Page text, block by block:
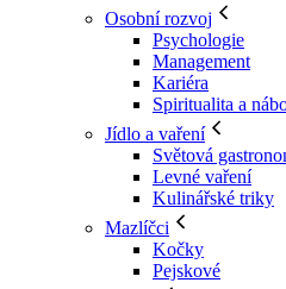
Osobní rozvoj
Psychologie
Management
Kariéra
Spiritualita a
Jídlo a vaření
Světová
Levné vaření
Kulinářské triky
Mazlíčci
Kočky
Pejskové